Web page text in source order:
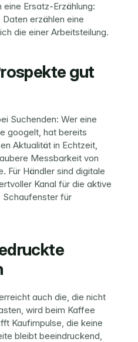
Ersatz-Erzählung:
erzählen eine
die einer Arbeitsteilung.
gut
Suchenden: Wer eine
googelt, hat bereits
Aktualität in Echtzeit,
Messbarkeit von
Für Händler sind digitale
Kanal für die aktive
Schaufenster für
auch die, die nicht
wird beim Kaffee
Kaufimpulse, die keine
bleibt beeindruckend,